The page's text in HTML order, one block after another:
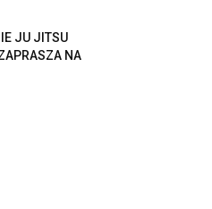
JU JITSU
NA